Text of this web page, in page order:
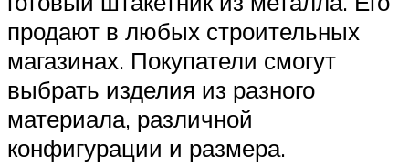
продают в любых строительных
магазинах. Покупатели смогут
выбрать изделия из разного
материала, различной
конфигурации и размера.